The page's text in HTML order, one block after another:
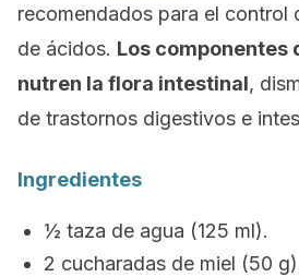
recomendados para el control
de ácidos. Los componentes
nutren la flora intestinal,
de trastornos digestivos e
Ingredientes
½ taza de agua (125 ml).
2 cucharadas de miel (50